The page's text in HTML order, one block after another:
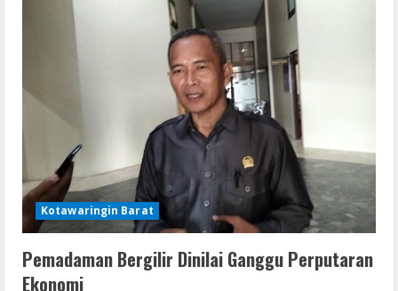
Kotawaringin Barat
Pemadaman Bergilir Dinilai Ganggu Perputaran
Ekonomi